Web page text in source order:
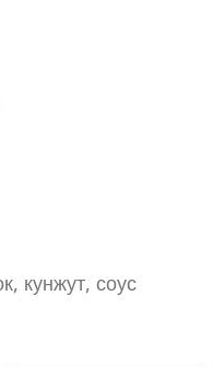
кунжут, соус